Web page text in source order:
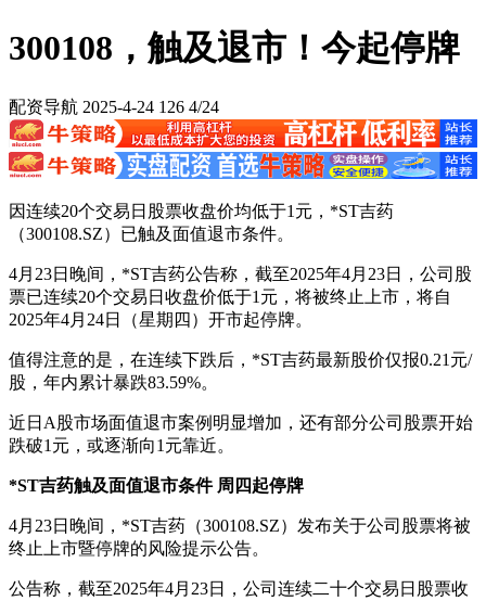
300108，触及退市！今起停牌
配资导航 2025-4-24 126 4/24
因连续20个交易日股票收盘价均低于1元，*ST吉药
（300108.SZ）已触及面值退市条件。
4月23日晚间，*ST吉药公告称，截至2025年4月23日，公司股
票已连续20个交易日收盘价低于1元，将被终止上市，将自
2025年4月24日（星期四）开市起停牌。
值得注意的是，在连续下跌后，*ST吉药最新股价仅报0.21元/
股，年内累计暴跌83.59%。
近日A股市场面值退市案例明显增加，还有部分公司股票开始
跌破1元，或逐渐向1元靠近。
*ST吉药触及面值退市条件 周四起停牌
4月23日晚间，*ST吉药（300108.SZ）发布关于公司股票将被
终止上市暨停牌的风险提示公告。
公告称，截至2025年4月23日，公司连续二十个交易日股票收